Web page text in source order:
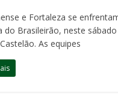
e Fortaleza se
do Brasileirão, neste
As equipes